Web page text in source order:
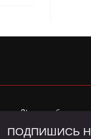
app2top.ru
Пользователей
ПОДПИШИСЬ